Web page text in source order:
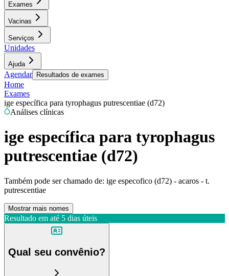
Exames
Vacinas
Serviços
Unidades
Ajuda
Agendar Resultados de exames
Home
Exames
ige específica para tyrophagus putrescentiae (d72)
Análises clínicas
ige específica para tyrophagus
putrescentiae (d72)
Também pode ser chamado de: ige especofico (d72) - acaros - t.
putrescentiae
Mostrar mais nomes
Resultado em até 5 dias úteis
Qual seu convênio?